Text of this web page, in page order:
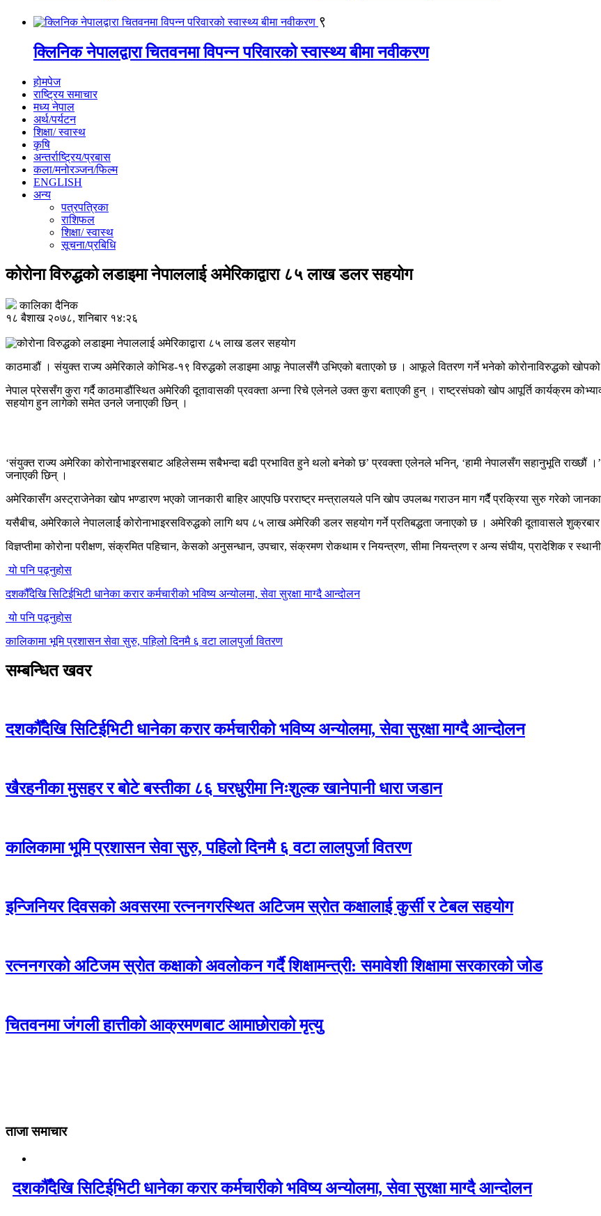
९
क्लिनिक नेपालद्वारा चितवनमा विपन्न परिवारको स्वास्थ्य बीमा नवीकरण
होमपेज
राष्ट्रिय समाचार
मध्य नेपाल
अर्थ/पर्यटन
शिक्षा/ स्वास्थ
कृषि
अन्तर्राष्ट्रिय/प्रबास
कला/मनोरञ्जन/फिल्म
ENGLISH
अन्य
पत्रपत्रिका
राशिफल
शिक्षा/ स्वास्थ
सूचना/प्रबिधि
कोरोना विरुद्धको लडाइमा नेपाललाई अमेरिकाद्वारा ८५ लाख डलर सहयोग
कालिका दैनिक
१८ बैशाख २०७८, शनिबार १४:२६
काठमाडौं । संयुक्त राज्य अमेरिकाले कोभिड-१९ विरुद्धको लडाइमा आफू नेपालसँगै उभिएको बताएको छ । आफूले वितरण गर्ने भनेको कोरोनाविरुद्धको खोपको
नेपाल प्रेससँग कुरा गर्दै काठमाडौंस्थित अमेरिकी दूतावासकी प्रवक्ता अन्ना रिचे एलेनले उक्त कुरा बताएकी हुन् । राष्ट्रसंघको खोप आपूर्ति कार्यक्रम
सहयोग हुन लागेको समेत उनले जनाएकी छिन् ।
‘संयुक्त राज्य अमेरिका कोरोनाभाइरसबाट अहिलेसम्म सबैभन्दा बढी प्रभावित हुने थलो बनेको छ’ प्रवक्ता एलेनले भनिन्, ‘हामी नेपालसँग सहानुभूति
जनाएकी छिन् ।
अमेरिकासँग अस्ट्राजेनेका खोप भण्डारण भएको जानकारी बाहिर आएपछि परराष्ट्र मन्त्रालयले पनि खोप उपलब्ध गराउन माग गर्दैै प्रक्रिया सुरु गरेको
यसैबीच, अमेरिकाले नेपाललार्ई कोरोनाभाइरसविरुद्धको लागि थप ८५ लाख अमेरिकी डलर सहयोग गर्ने प्रतिबद्धता जनाएको छ । अमेरिकी दूतावासले शुक्रबार
विज्ञप्तीमा कोरोना परीक्षण, संक्रमित पहिचान, केसको अनुसन्धान, उपचार, संक्रमण रोकथाम र नियन्त्रण, सीमा नियन्त्रण र अन्य संघीय, प्रादेशिक र
यो पनि पढ्नुहोस
दशकौँदेखि सिटिईभिटी धानेका करार कर्मचारीको भविष्य अन्योलमा, सेवा सुरक्षा माग्दै आन्दोलन
यो पनि पढ्नुहोस
कालिकामा भूमि प्रशासन सेवा सुरु, पहिलो दिनमै ६ वटा लालपुर्जा वितरण
सम्बन्धित खवर
दशकौँदेखि सिटिईभिटी धानेका करार कर्मचारीको भविष्य अन्योलमा, सेवा सुरक्षा माग्दै आन्दोलन
खैरहनीका मुसहर र बोटे बस्तीका ८६ घरधुरीमा निःशुल्क खानेपानी धारा जडान
कालिकामा भूमि प्रशासन सेवा सुरु, पहिलो दिनमै ६ वटा लालपुर्जा वितरण
इन्जिनियर दिवसको अवसरमा रत्ननगरस्थित अटिजम स्रोत कक्षालाई कुर्सी र टेबल सहयोग
रत्ननगरको अटिजम स्रोत कक्षाको अवलोकन गर्दै शिक्षामन्त्री: समावेशी शिक्षामा सरकारको जोड
चितवनमा जंगली हात्तीको आक्रमणबाट आमाछोराको मृत्यु
ताजा समाचार
दशकौँदेखि सिटिईभिटी धानेका करार कर्मचारीको भविष्य अन्योलमा, सेवा सुरक्षा माग्दै आन्दोलन